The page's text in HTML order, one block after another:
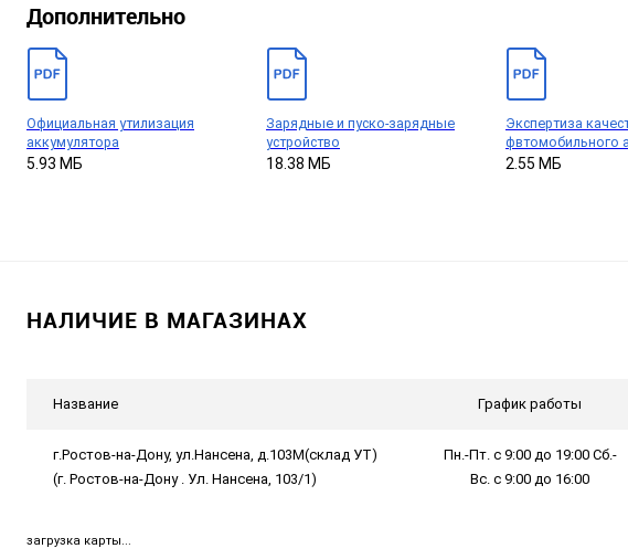
Дополнительно
Официальная утилизация
аккумулятора
5.93 МБ
Зарядные и пуско-зарядные
устройство
18.38 МБ
Экспертиза
фвтомобильного
2.55 МБ
НАЛИЧИЕ В МАГАЗИНАХ
Название График работы
г.Ростов-на-Дону, ул.Нансена, д.103М(склад УТ)
(г. Ростов-на-Дону . Ул. Нансена, 103/1)
Пн.-Пт. с 9:00 до 19:00 Сб.-
Вс. с 9:00 до 16:00
загрузка карты...